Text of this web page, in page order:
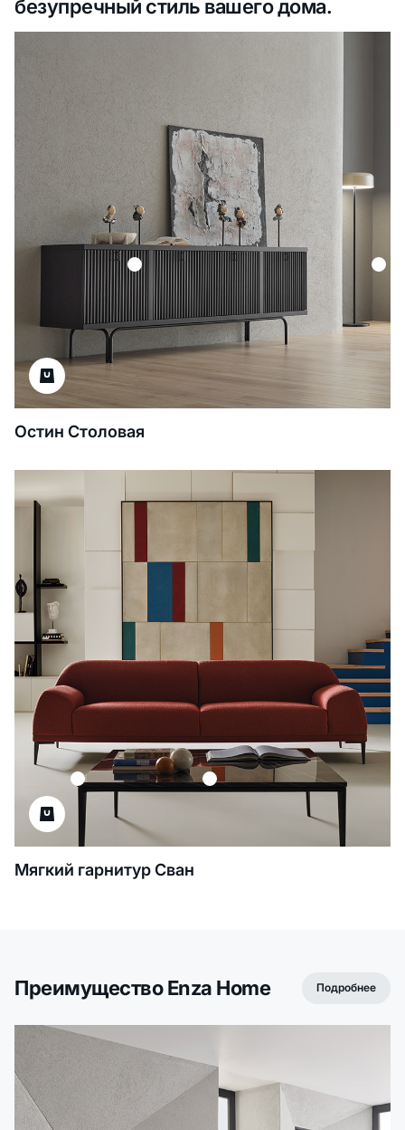
безупречный стиль вашего дома.
Остин Столовая
Мягкий гарнитур Сван
Преимущество Enza Home Подробнее